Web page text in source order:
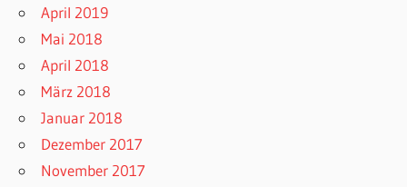
April 2019
Mai 2018
April 2018
März 2018
Januar 2018
Dezember 2017
November 2017